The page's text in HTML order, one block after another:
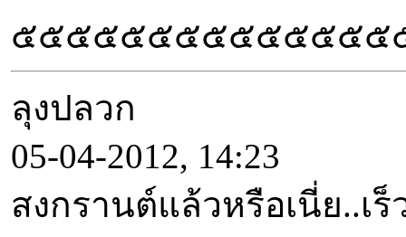
๕๕๕๕๕๕๕๕๕๕๕๕๕
ลุงปลวก
05-04-2012, 14:23
สงกรานต์แล้วหรือเนี่ย..เร็